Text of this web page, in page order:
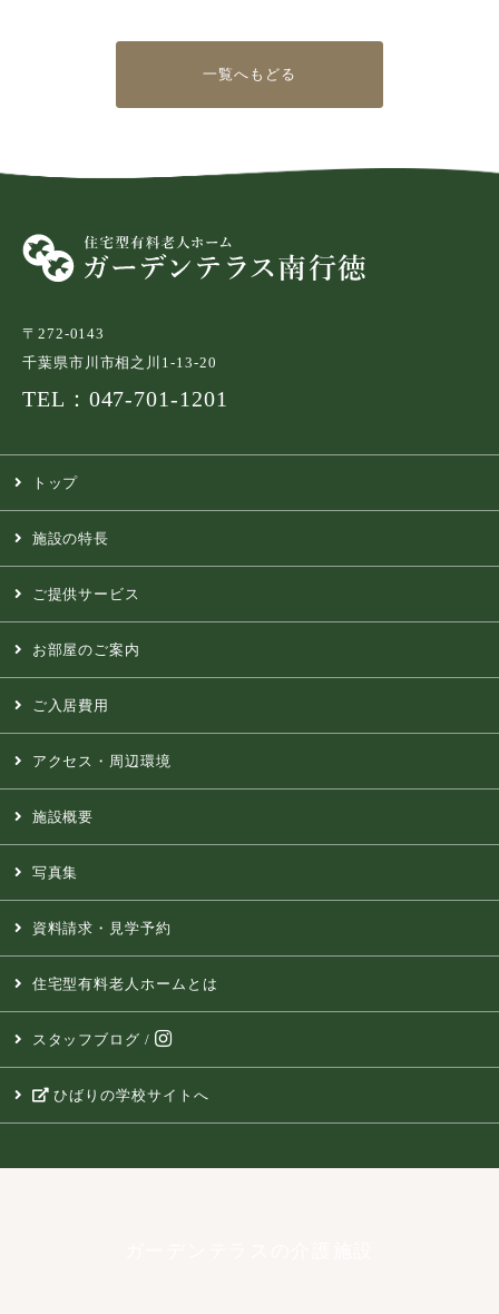
一覧へもどる
〒272-0143
千葉県市川市相之川1-13-20
TEL：047-701-1201
トップ
施設の特長
ご提供サービス
お部屋のご案内
ご入居費用
アクセス・周辺環境
施設概要
写真集
資料請求・見学予約
住宅型有料老人ホームとは
スタッフブログ /
ひばりの学校サイトへ